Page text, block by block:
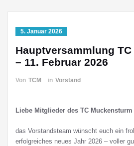
5. Januar 2026
Hauptversammlung
– 11. Februar 2026
Von TCM in Vorstand
Liebe Mitglieder des TC Muckensturm
das Vorstandsteam wünscht euch ein
erfolgreiches neues Jahr 2026 – voller